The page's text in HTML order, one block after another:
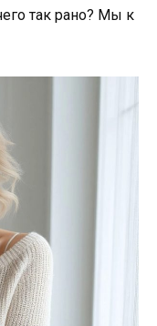
так рано? Мы к